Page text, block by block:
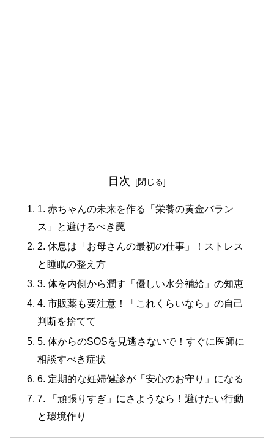
目次
1. 赤ちゃんの未来を作る「栄養の黄金バラン
ス」と避けるべき罠
2. 休息は「お母さんの最初の仕事」！ストレス
と睡眠の整え方
3. 体を内側から潤す「優しい水分補給」の知恵
4. 市販薬も要注意！「これくらいなら」の自己
判断を捨てて
5. 体からのSOSを見逃さないで！すぐに医師に
相談すべき症状
6. 定期的な妊婦健診が「安心のお守り」になる
7. 「頑張りすぎ」にさようなら！避けたい行動
と環境作り